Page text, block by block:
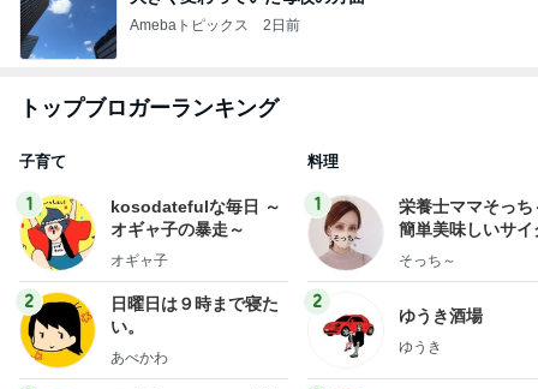
Amebaトピックス 2日前
トップブロガーランキング
子育て
1
kosodatefulな毎日 ～
オギャ子の暴走～
オギャ子
2
日曜日は９時まで寝た
い。
あべかわ
料理
1
栄養士ママそっち
簡単美味しいサイ
献立
そっち～
2
ゆうき酒場
ゆうき